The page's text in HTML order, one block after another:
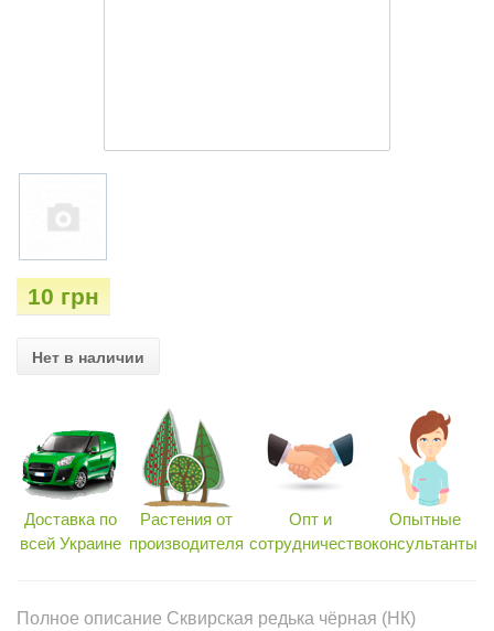
10 грн
Нет в наличии
Доставка по
всей Украине
Растения от
производителя
Опт и
сотрудничество
Опытные
консультанты
Полное описание Сквирская редька чёрная (НК)